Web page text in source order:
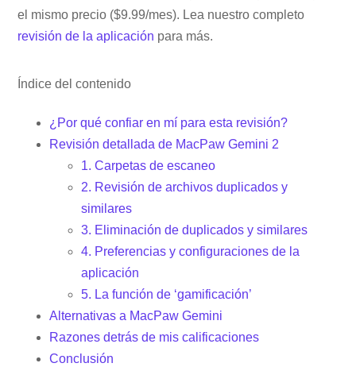
el mismo precio ($9.99/mes). Lea nuestro completo
revisión de la aplicación para más.
Índice del contenido
¿Por qué confiar en mí para esta revisión?
Revisión detallada de MacPaw Gemini 2
1. Carpetas de escaneo
2. Revisión de archivos duplicados y
similares
3. Eliminación de duplicados y similares
4. Preferencias y configuraciones de la
aplicación
5. La función de ‘gamificación’
Alternativas a MacPaw Gemini
Razones detrás de mis calificaciones
Conclusión